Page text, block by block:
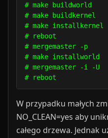
# make
# make
# make installkernel
# reboot
#
# make installworld
#
W przypadku małych
NO_CLEAN=yes aby
całego drzewa. Jednak